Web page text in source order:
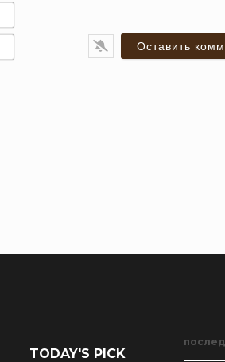
Имя*
Email*
TODAY'S PICK